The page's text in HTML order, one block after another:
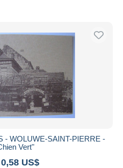
- WOLUWE-SAINT-PIERRE -
Vert"
US$